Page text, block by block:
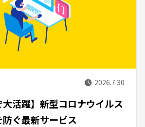
2026.7.30
大活躍】新型コロナウイルス
ぐ最新サービス